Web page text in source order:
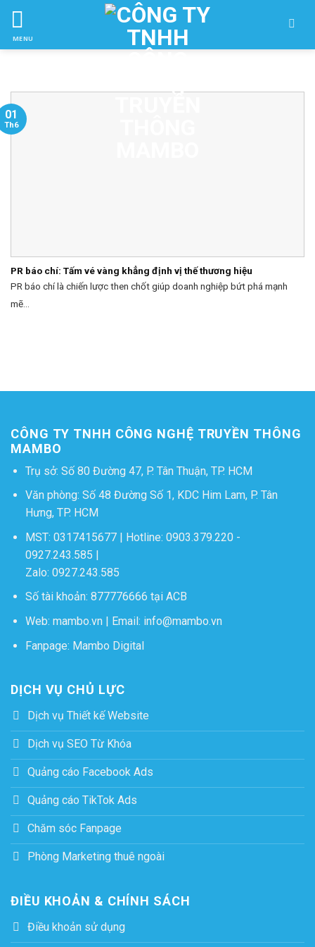
Skip
ctent
MENU
PR báo chí: Tấm vé vàng khẳng định vị thế thương hiệu
PR báo chí là chiến lược then chốt giúp doanh nghiệp bứt phá mạnh
mẽ...
01
Th6
CÔNG TY TNHH CÔNG NGHỆ TRUYỀN THÔNG
MAMBO
Trụ sở: Số 80 Đường 47, P. Tân Thuận, TP. HCM
Văn phòng: Số 48 Đường Số 1, KDC Him Lam, P. Tân
Hưng, TP. HCM
MST: 0317415677 | Hotline: 0903.379.220-
0927.243.585 |
Zalo: 0927.243.585
Số tài khoản: 877776666 tại ACB
Web: mambo.vn| Email: info@mambo.vn
Fanpage: Mambo Digital
DỊCH VỤ CHỦ LỰC
Dịch vụ Thiết kế Website
Dịch vụ SEO Từ Khóa
Quảng cáo Facebook Ads
Quảng cáo TikTok Ads
Chăm sóc Fanpage
Phòng Marketing thuê ngoài
ĐIỀU KHOẢN & CHÍNH SÁCH
Điều khoản sử dụng